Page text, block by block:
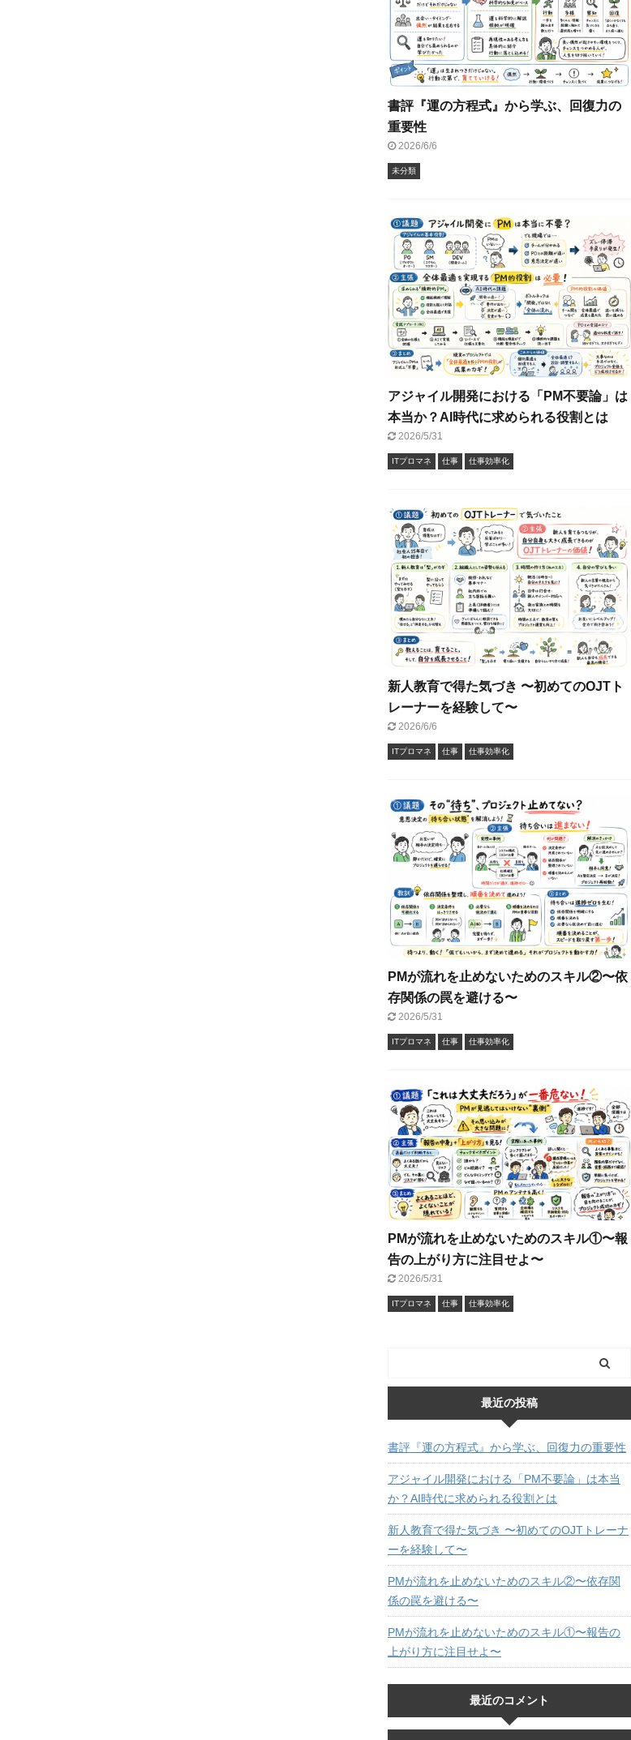
書評『運の方程式』から学ぶ、回復力の
重要性
2026/6/6
未分類
アジャイル開発における「PM不要論」は
本当か？AI時代に求められる役割とは
2026/5/31
ITプロマネ 仕事 仕事効率化
新人教育で得た気づき 〜初めてのOJTト
レーナーを経験して〜
2026/6/6
ITプロマネ 仕事 仕事効率化
PMが流れを止めないためのスキル②〜依
存関係の罠を避ける〜
2026/5/31
ITプロマネ 仕事 仕事効率化
PMが流れを止めないためのスキル①〜報
告の上がり方に注目せよ〜
2026/5/31
ITプロマネ 仕事 仕事効率化
最近の投稿
書評『運の方程式』から学ぶ、回復力の重要性
アジャイル開発における「PM不要論」は本当
か？AI時代に求められる役割とは
新人教育で得た気づき 〜初めてのOJTトレーナ
ーを経験して〜
PMが流れを止めないためのスキル②〜依存関
係の罠を避ける〜
PMが流れを止めないためのスキル①〜報告の
上がり方に注目せよ〜
最近のコメント